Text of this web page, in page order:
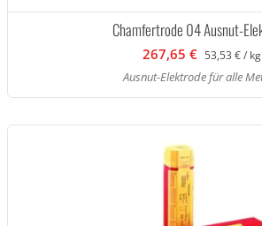
Chamfertrode 04 Ausnut-
267,65 € 53,53 € / kg
Ausnut-Elektrode für alle